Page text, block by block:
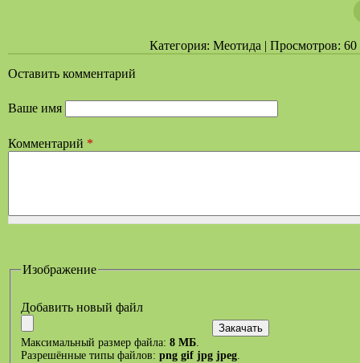
Категория: Меотида | Просмотров:
Оставить комментарий
Ваше имя
Комментарий *
Изображение
Добавить новый файл
Максимальный размер файла: 8 МБ.
Разрешённые типы файлов: png gif jpg jpeg.